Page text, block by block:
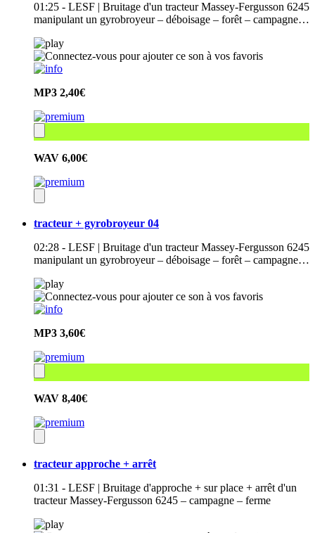
01:25 - LESF | Bruitage d'un tracteur Massey-Fergusson 6245
manipulant un gyrobroyeur – déboisage – forêt – campagne…
MP3 2,40€
WAV 6,00€
tracteur + gyrobroyeur 04
02:28 - LESF | Bruitage d'un tracteur Massey-Fergusson 6245
manipulant un gyrobroyeur – déboisage – forêt – campagne…
MP3 3,60€
WAV 8,40€
tracteur approche + arrêt
01:31 - LESF | Bruitage d'approche + sur place + arrêt d'un
tracteur Massey-Fergusson 6245 – campagne – ferme